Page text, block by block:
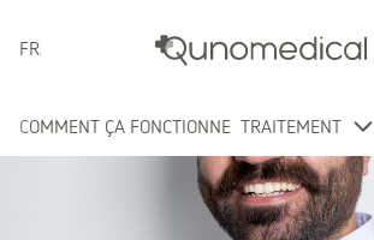
FRANÇAIS
COMMENT ÇA FONCTIONNE TRAITEMENT